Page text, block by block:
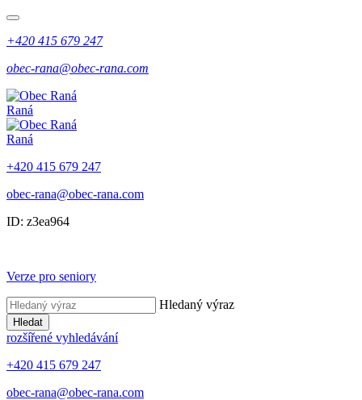
+420 415 679 247
obec-rana@obec-rana.com
Raná
Raná
+420 415 679 247
obec-rana@obec-rana.com
ID: z3ea964
Verze pro seniory
Hledaný výraz
Hledat
rozšířené vyhledávání
+420 415 679 247
obec-rana@obec-rana.com